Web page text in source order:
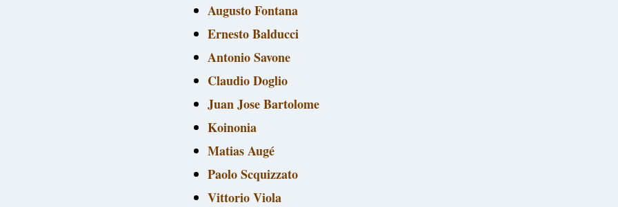
Augusto Fontana
Ernesto Balducci
Antonio Savone
Claudio Doglio
Juan Jose Bartolome
Koinonia
Matias Augé
Paolo Scquizzato
Vittorio Viola